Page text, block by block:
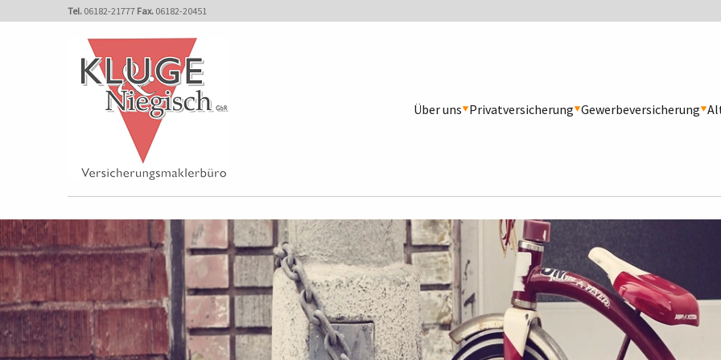
Tel. 06182-21777 Fax. 06182-20451
Über uns Privatversicherung Gewerbeversicherung